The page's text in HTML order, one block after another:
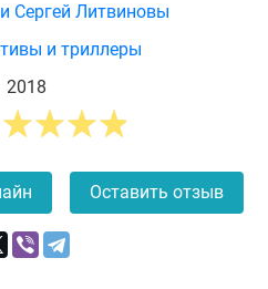
Сергей Литвиновы
и триллеры
2018
Оставить отзыв